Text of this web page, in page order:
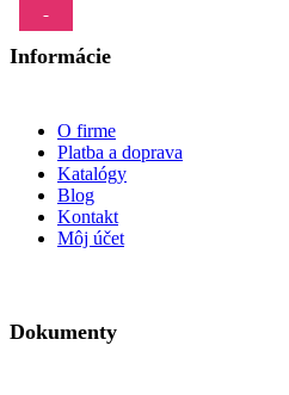
Informácie
O firme
Platba a doprava
Katalógy
Blog
Kontakt
Môj účet
Dokumenty